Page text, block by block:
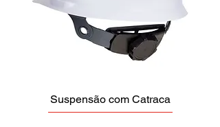
Suspensão com Catraca